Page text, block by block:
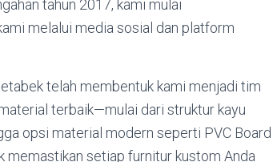
tahun 2017, kami mulai
melalui media sosial dan platform
telah membentuk kami menjadi tim
terbaik—mulai dari struktur kayu
opsi material modern seperti PVC Board
memastikan setiap furnitur kustom Anda